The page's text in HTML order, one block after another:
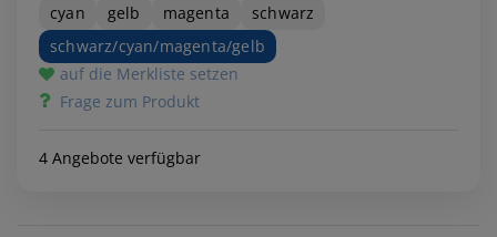
cyan
gelb magenta
schwarz
schwarz/cyan/magenta/gelb
auf die Merkliste setzen
Frage zum Produkt
4 Angebote verfügbar